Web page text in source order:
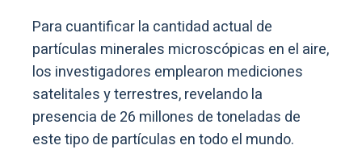
Para cuantificar la cantidad actual de
partículas minerales microscópicas en el aire,
los investigadores emplearon mediciones
satelitales y terrestres, revelando la
presencia de 26 millones de toneladas de
este tipo de partículas en todo el mundo.